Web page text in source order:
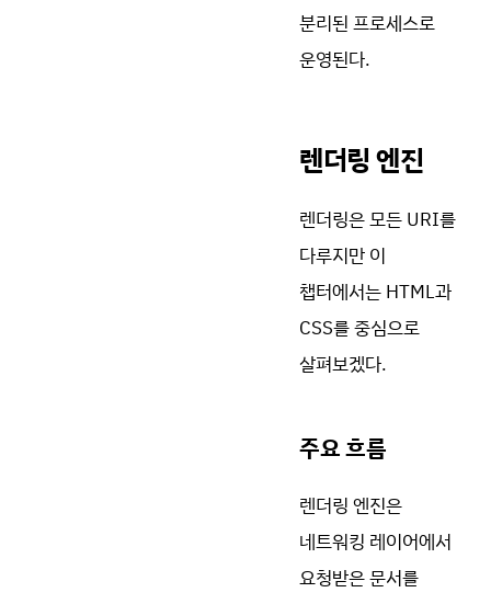
분리된 프로세스로
운영된다.
렌더링 엔진
렌더링은 모든 URI를
다루지만 이
챕터에서는 HTML과
CSS를 중심으로
살펴보겠다.
주요 흐름
렌더링 엔진은
네트워킹 레이어에서
요청받은 문서를